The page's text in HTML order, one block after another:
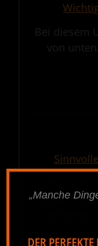
Bei diesem
von
Informiere
einzelne